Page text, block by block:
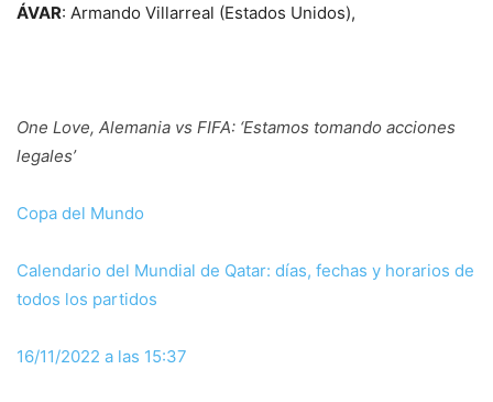
ÁVAR: Armando Villarreal (Estados Unidos),
One Love, Alemania vs FIFA: ‘Estamos tomando acciones
legales’
Copa del Mundo
Calendario del Mundial de Qatar: días, fechas y horarios de
todos los partidos
16/11/2022 a las 15:37